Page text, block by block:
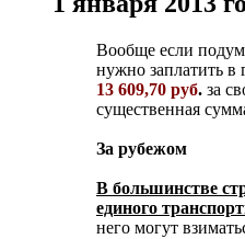
Вообще если
нужно заплатить в
13 609,70 руб. за
существенная
За рубежом
В большинстве
единого
него могут